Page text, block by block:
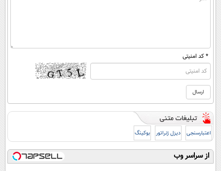
* کد امنیتی
اعتبارسنجی دیزل ژنراتور بوکینگ
از سراسر وب